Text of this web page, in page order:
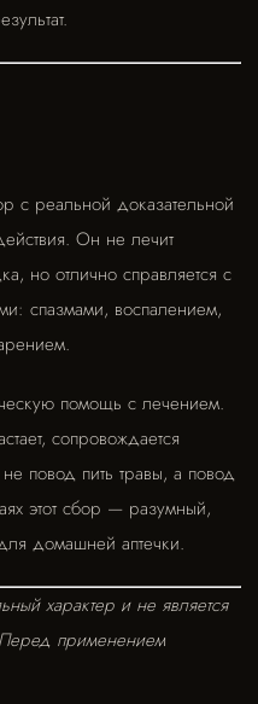
с реальной доказательной
Он не лечит
но отлично справляется с
спазмами, воспалением,
помощь с лечением.
сопровождается
повод пить травы, а повод
этот сбор — разумный,
домашней аптечки.
характер и не является
применением